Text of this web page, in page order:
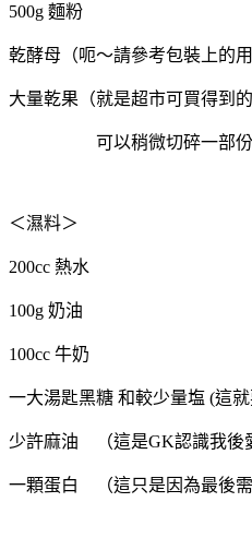
500g 麵粉
乾酵母（呃～請參考包裝上的用
大量乾果（就是超市可買得到
可以稍微切碎一部份
＜濕料＞
200cc 熱水
100g 奶油
100cc 牛奶
一大湯匙黑糖 和較少量塩 (這
少許麻油 （這是GK認識我後
一顆蛋白 （這只是因為最後需